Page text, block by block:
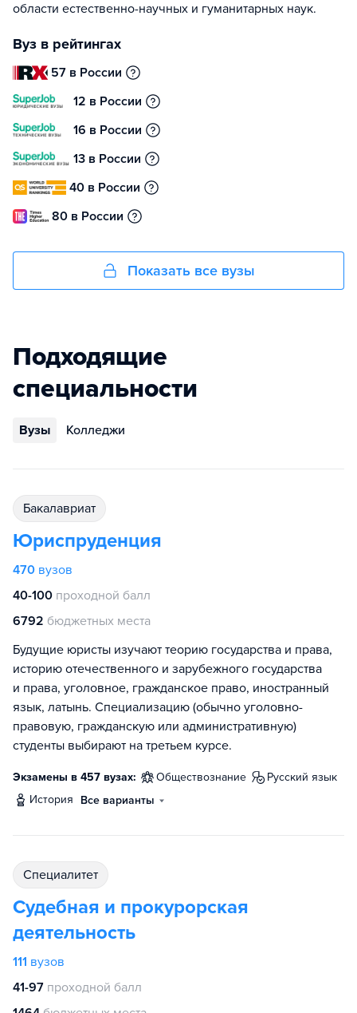
области естественно-научных и гуманитарных наук.
Вуз в рейтингах
57 в России
12 в России
16 в России
13 в России
40 в России
80 в России
Показать все вузы
Подходящие
специальности
Вузы Колледжи
бакалавриат
Юриспруденция
470 вузов
40-100 проходной балл
6792 бюджетных места
Будущие юристы изучают теорию государства и права,
историю отечественного и зарубежного государства
и права, уголовное, гражданское право, иностранный
язык, латынь. Специализацию (обычно уголовно-
правовую, гражданскую или административную)
студенты выбирают на третьем курсе.
Экзамены в 457 вузах: обществознание
русский язык
история
Все варианты
специалитет
Судебная и прокурорская
деятельность
111 вузов
41-97 проходной балл